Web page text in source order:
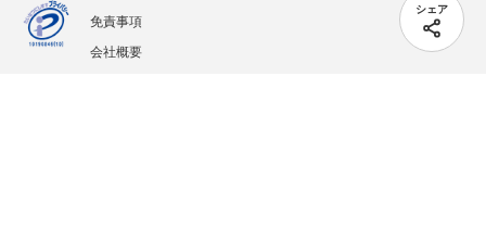
シェア
免責事項
会社概要